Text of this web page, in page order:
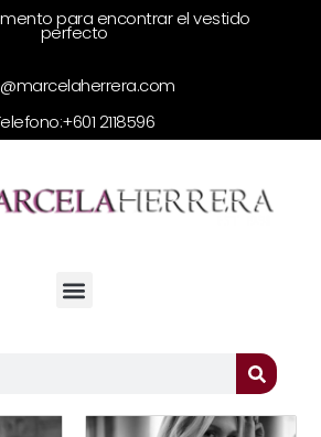
para encontrar el vestido
perfecto
+601 2118596